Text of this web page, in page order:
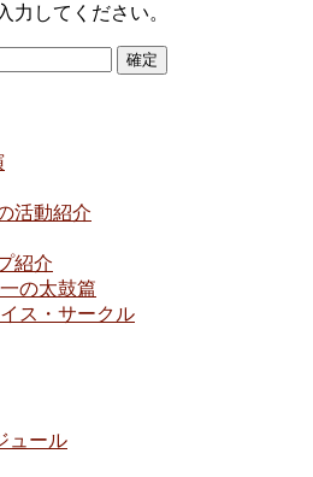
力してください。
活動紹介
紹介
の太鼓篇
ス・サークル
ュール